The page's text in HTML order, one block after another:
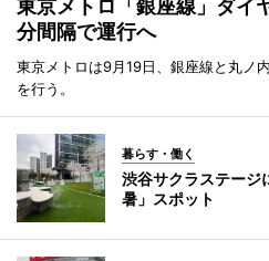
東京メトロ「銀座線」ダ
分間隔で運行へ
東京メトロは9月19日、銀座線と丸ノ
を行う。
暮らす・働く
渋谷サクラステージ
暑」スポット